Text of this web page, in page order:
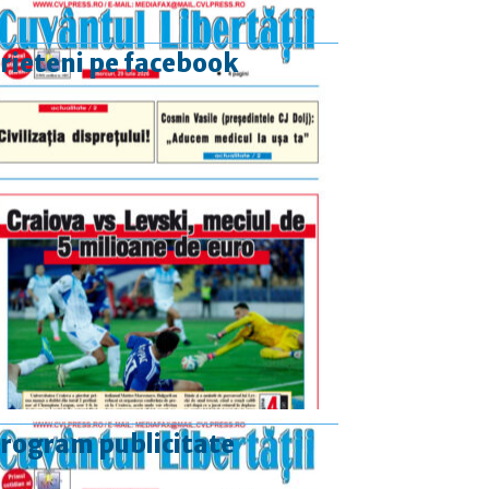
pe facebook
publicitate